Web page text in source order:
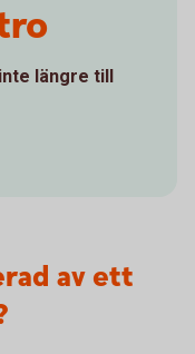
längre till
av ett